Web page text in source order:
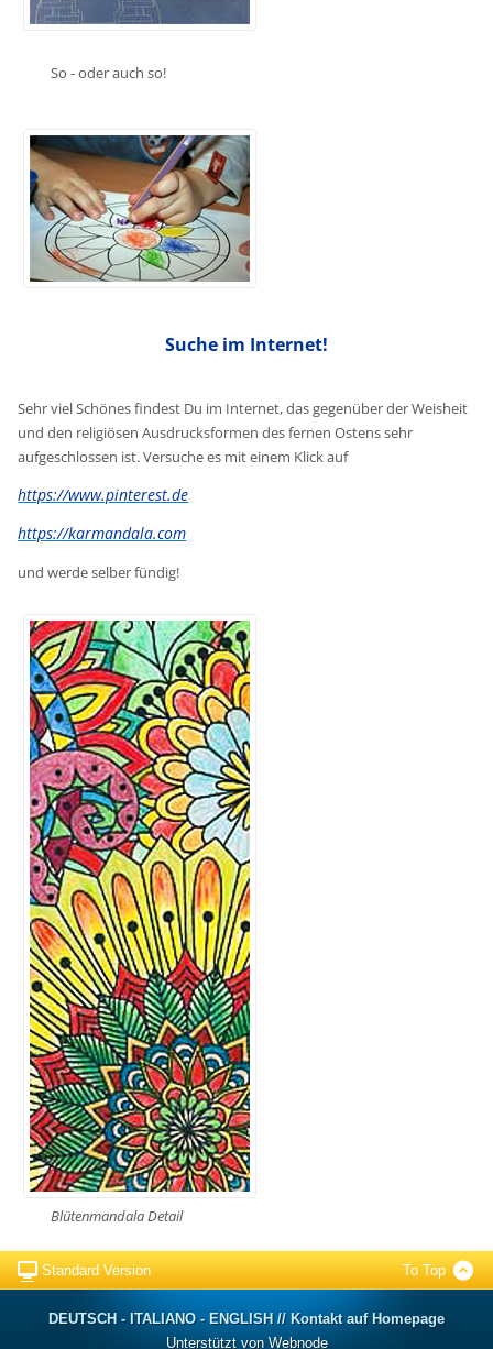
So - oder auch so!
Suche im Internet!
Sehr viel Schönes findest Du im Internet, das gegenüber der Weisheit
und den religiösen Ausdrucksformen des fernen Ostens sehr
aufgeschlossen ist. Versuche es mit einem Klick auf
https://www.pinterest.de
https://karmandala.com
und werde selber fündig!
Blütenmandala Detail
Standard Version To Top
DEUTSCH - ITALIANO - ENGLISH // Kontakt auf Homepage
Unterstützt von Webnode